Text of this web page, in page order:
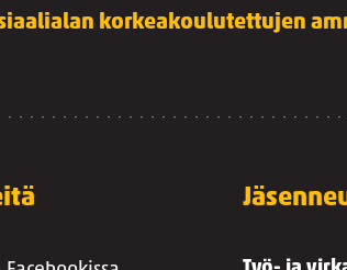
korkeakoulutettujen